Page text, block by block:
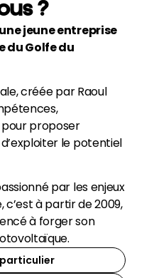
?
jeune entreprise
du Golfe du
créée par Raoul
proposer
le potentiel
par les enjeux
à partir de 2009,
à forger son